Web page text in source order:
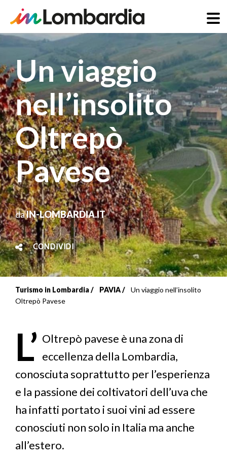
Salta
contenuto
principale
Un viaggio
nell’insolito
Oltrepò
Pavese
daIN-LOMBARDIA.IT
CONDIVIDI
Briciole
pane
Turismo in Lombardia PAVIA
Un viaggio nell’insolito
Oltrepò Pavese
L’ Oltrepò pavese è una zona di
eccellenza della Lombardia,
conosciuta soprattutto per l’esperienza
e la passione dei coltivatori dell’uva che
ha infatti portato i suoi vini ad essere
conosciuti non solo in Italia ma anche
all’estero.